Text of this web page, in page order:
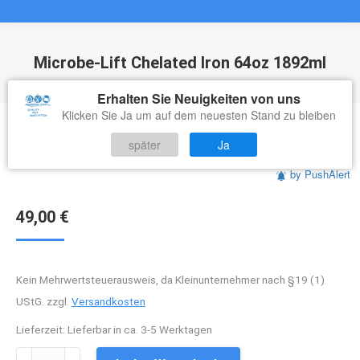
Microbe-Lift Chelated Iron 64oz 1892ml
Sie befinden sich hier:
49,00 €
Kein Mehrwertsteuerausweis, da Kleinunternehmer nach §19 (1)
UStG. zzgl. Versandkosten
Lieferzeit: Lieferbar in ca. 3-5 Werktagen
Microbe-
Erhalten Sie Neuigkeiten von uns
Klicken Sie Ja um auf dem neuesten Stand zu bleiben
später
Ja
by PushAlert